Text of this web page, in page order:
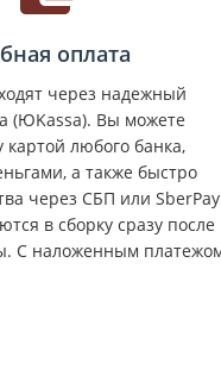
оплата
через надежный
(ЮKassa). Вы можете
картой любого банка,
а также быстро
через СБП или
в сборку сразу после
С наложенным